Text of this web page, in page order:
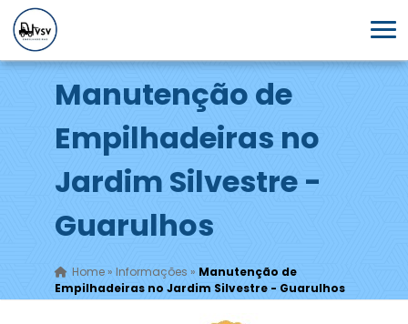
Manutenção de
Empilhadeiras no
Jardim Silvestre -
Guarulhos
Home» Informações » Manutenção de
Empilhadeiras no Jardim Silvestre - Guarulhos